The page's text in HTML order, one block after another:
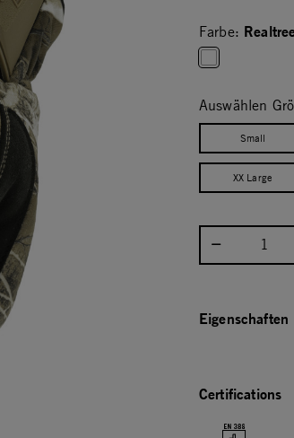
Farbe:
Auswählen
Small
XX Large
Menge auswählen:
Eigenschaften
Certifications